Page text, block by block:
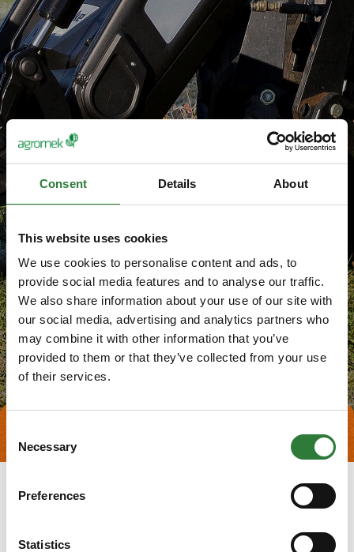
Consent Details About
This website uses cookies
We use cookies to personalise content and ads, to
provide social media features and to analyse our traffic.
We also share information about your use of our site with
our social media, advertising and analytics partners who
may combine it with other information that you’ve
provided to them or that they’ve collected from your use
of their services.
Selection
Necessary
Preferences
Statistics